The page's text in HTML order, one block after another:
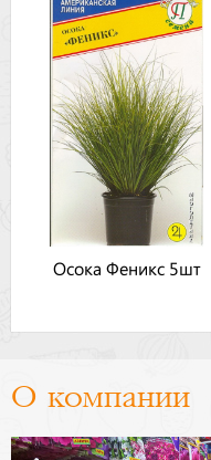
Осока Феникс 5шт
О компании